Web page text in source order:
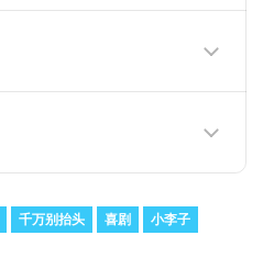
千万别抬头 喜剧
小李子